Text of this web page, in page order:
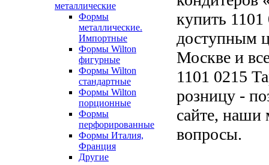
металлические
Формы
металлические.
Импортные
Формы Wilton
фигурные
Формы Wilton
стандартные
Формы Wilton
порционные
Формы
перфорированные
Формы Италия,
Франция
Другие
купить 1101
доступным
Москве и
1101 0215
розницу -
сайте, наши
вопросы.